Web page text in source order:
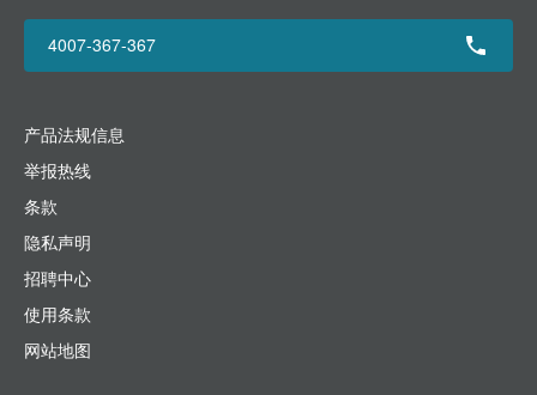
4007-367-367
产品法规信息
举报热线
条款
隐私声明
招聘中心
使用条款
网站地图